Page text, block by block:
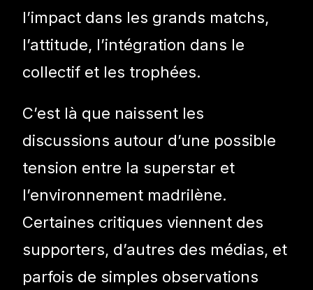
l’impact dans les grands matchs,
l’attitude, l’intégration dans le
collectif et les trophées.
C’est là que naissent les
discussions autour d’une possible
tension entre la superstar et
l’environnement madrilène.
Certaines critiques viennent des
supporters, d’autres des médias, et
parfois de simples observations